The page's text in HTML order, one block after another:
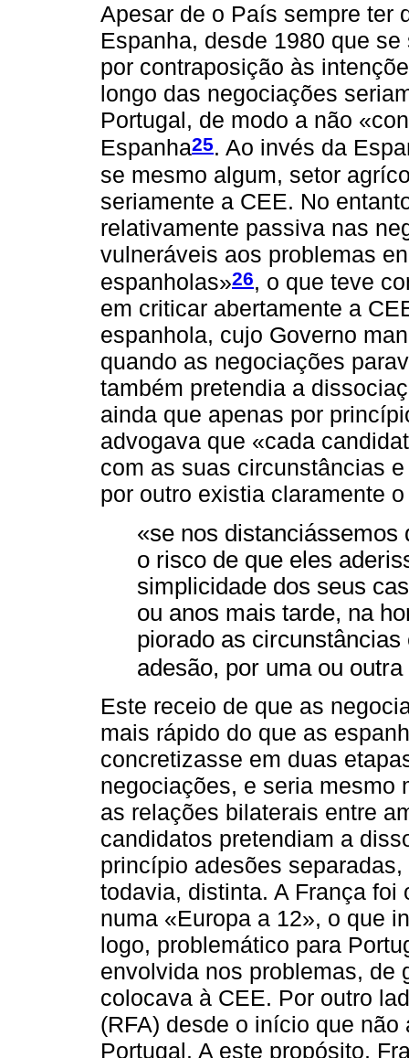
Apesar de o País sempre ter
Espanha, desde 1980 que
por contraposição às
longo das negociações
Portugal, de modo a não
Espanha25. Ao invés da
se mesmo algum, setor
seriamente a CEE. No
relativamente passiva nas
vulneráveis aos problemas
espanholas»26, o que teve
em criticar abertamente a
espanhola, cujo Governo
quando as negociações
também pretendia a
ainda que apenas por
advogava que «cada
com as suas circunstâncias
por outro existia claramente
«se nos
o risco de que eles
simplicidade dos seus
ou anos mais tarde, na
piorado as
adesão, por uma ou
Este receio de que as
mais rápido do que as
concretizasse em duas
negociações, e seria mesmo
as relações bilaterais entre
candidatos pretendiam a
princípio adesões
todavia, distinta. A França foi
numa «Europa a 12», o que
logo, problemático para
envolvida nos problemas, de
colocava à CEE. Por outro
(RFA) desde o início que
Portugal. A este propósito,